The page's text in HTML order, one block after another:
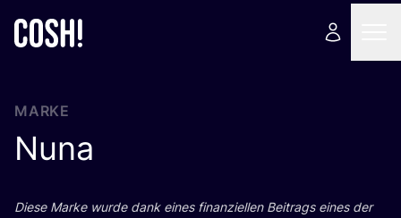
MARKE
Nuna
Die­se Mar­ke wur­de dank eines finan­zi­el­len Bei­trags eines der